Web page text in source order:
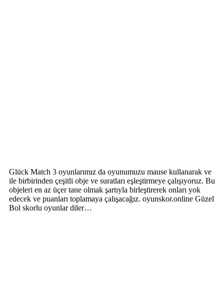
Glück Match 3 oyunlarımız da oyunumuzu mause kullanarak ve
ile birbirinden çeşitli obje ve suratları eşleştirmeye çalışıyoruz. Bu
objeleri en az üçer tane olmak şartıyla birleştirerek onları yok
edecek ve puanları toplamaya çalışacağız. oyunskor.online Güzel
Bol skorlu oyunlar diler…